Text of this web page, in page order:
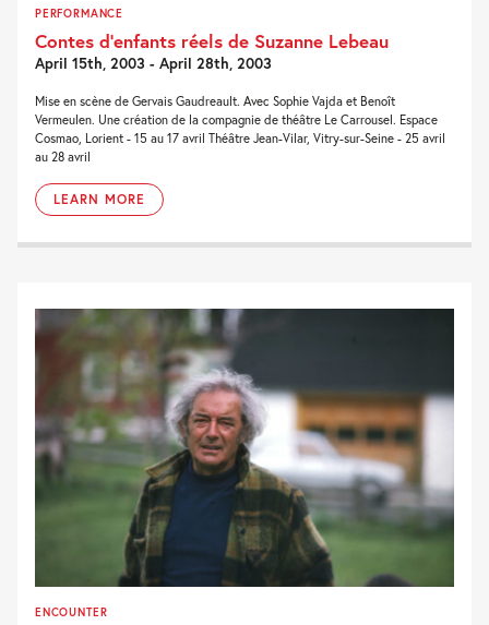
PERFORMANCE
Contes d’enfants réels de Suzanne Lebeau
April 15th, 2003 - April 28th, 2003
Mise en scène de Gervais Gaudreault. Avec Sophie Vajda et Benoît
Vermeulen. Une création de la compagnie de théâtre Le Carrousel. Espace
Cosmao, Lorient - 15 au 17 avril Théâtre Jean-Vilar, Vitry-sur-Seine - 25 avril
au 28 avril
LEARN MORE
ENCOUNTER